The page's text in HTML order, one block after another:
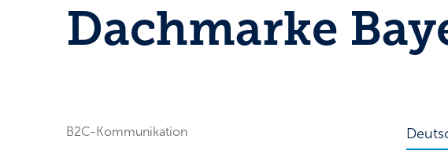
Dachmarke
B2C-Kommunikation